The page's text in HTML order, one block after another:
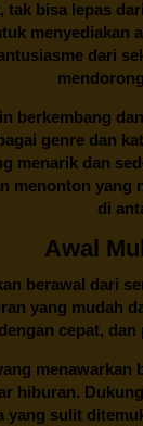
, tak bisa lepas
menyediakan
dari
berkembang
genre dan
menarik dan
menonton
di
Awal
berawal dari
yang mudah
cepat,
menawarkan
hiburan.
yang sulit